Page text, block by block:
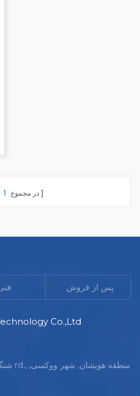
در مجموع 1
< پس از فروش
Co.,Ltd